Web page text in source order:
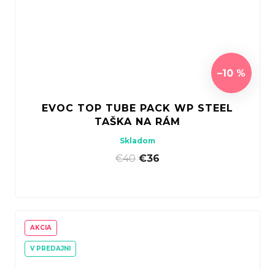
–10 %
EVOC TOP TUBE PACK WP STEEL
TAŠKA NA RÁM
Skladom
€40 €36
AKCIA
V PREDAJNI